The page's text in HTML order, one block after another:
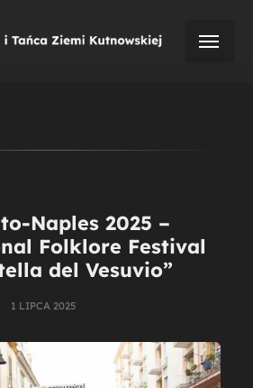
Naples 2025 –
Folklore Festival
del Vesuvio”
1 LIPCA 2025